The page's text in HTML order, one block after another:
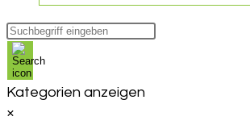
Products
search
Kategorien anzeigen
×